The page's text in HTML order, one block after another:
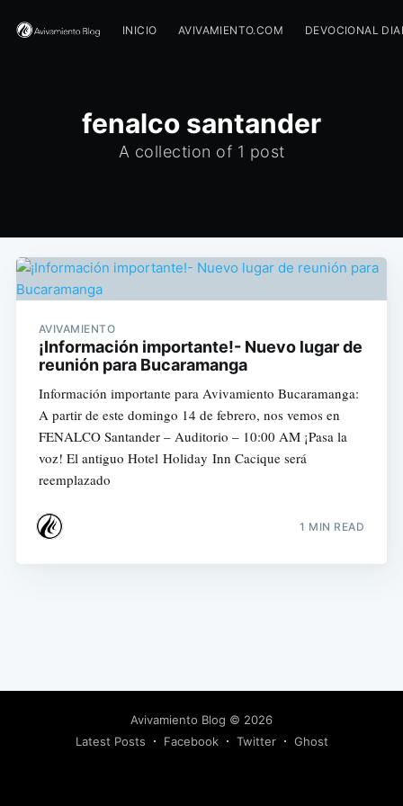
INICIO AVIVAMIENTO.COM DEVOCIONAL
fenalco santander
A collection of 1 post
AVIVAMIENTO
¡Información importante!- Nuevo lugar de
reunión para Bucaramanga
Información importante para Avivamiento Bucaramanga:
A partir de este domingo 14 de febrero, nos vemos en
FENALCO Santander – Auditorio – 10:00 AM ¡Pasa la
voz! El antiguo Hotel Holiday Inn Cacique será
reemplazado
1 MIN READ
Avivamiento Blog © 2026
Latest Posts
Facebook Twitter Ghost